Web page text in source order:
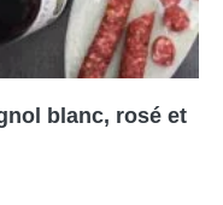
blanc, rosé et